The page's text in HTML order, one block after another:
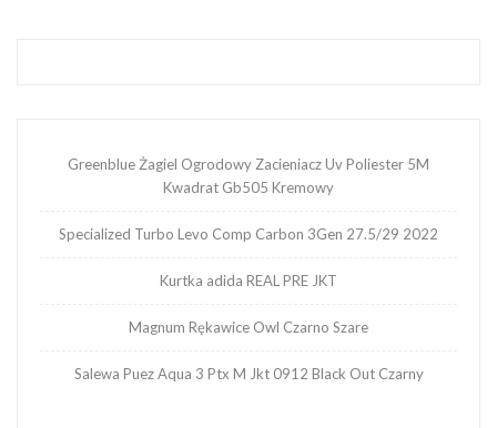
Greenblue Żagiel Ogrodowy Zacieniacz Uv Poliester 5M
Kwadrat Gb505 Kremowy
Specialized Turbo Levo Comp Carbon 3Gen 27.5/29 2022
Kurtka adida REAL PRE JKT
Magnum Rękawice Owl Czarno Szare
Salewa Puez Aqua 3 Ptx M Jkt 0912 Black Out Czarny